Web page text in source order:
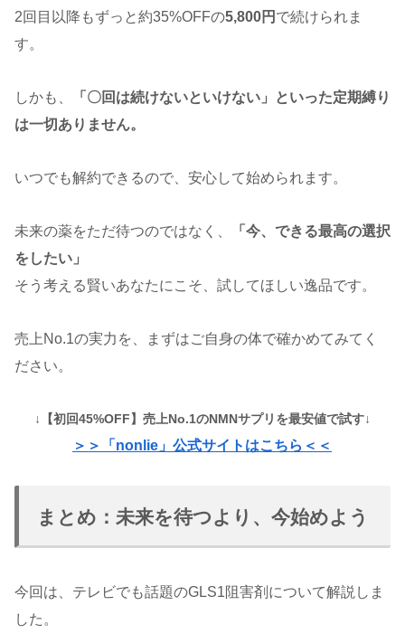
2回目以降もずっと約35%OFFの5,800円 で続けられま
す。
しかも、
「〇回は続けないといけない」といった定期縛り
は一切ありません。
いつでも解約できるので、安心して始められます。
未来の薬をただ待つのではなく、
「今、できる最高の選択
をしたい」
そう考える賢いあなたにこそ、試してほしい逸品です。
売上No.1の実力を、まずはご自身の体で確かめてみてく
ださい。
↓【初回45%OFF】売上No.1のNMNサプリを最安値で試す↓
＞＞「nonlie」公式サイトはこちら＜＜
まとめ：未来を待つより、今始めよう
今回は、テレビでも話題のGLS1阻害剤について解説しま
した。